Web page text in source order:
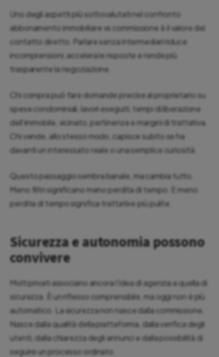
Uno degli aspetti più sottovalutati nel confronto
abbonamento immobiliare vs commissione è il valore del
contatto diretto. Parlare senza intermediari riduce
incomprensioni, accelera le risposte e rende più
trasparente la negoziazione.
Chi compra può fare domande precise al proprietario su
spese condominiali, lavori eseguiti, tempi di liberazione
dell’immobile, vicinato, pertinenze e margini di trattativa.
Chi vende, allo stesso modo, capisce subito se ha
davanti un interessato reale o una semplice curiosità.
Questo passaggio sembra banale, ma cambia tutto.
Meno filtri significano meno perdita di tempo. E meno
perdita di tempo significa trattative più pulite.
Sicurezza e autonomia possono
convivere
Molti privati associano ancora l’idea di agenzia a quella di
sicurezza. È un riflesso comprensibile, ma oggi non è più
automatico. La sicurezza non nasce dalla commissione.
Nasce dalla qualità della piattaforma, dalla verifica degli
utenti, dalla chiarezza degli annunci e dalla possibilità di
seguire un processo ordinato.